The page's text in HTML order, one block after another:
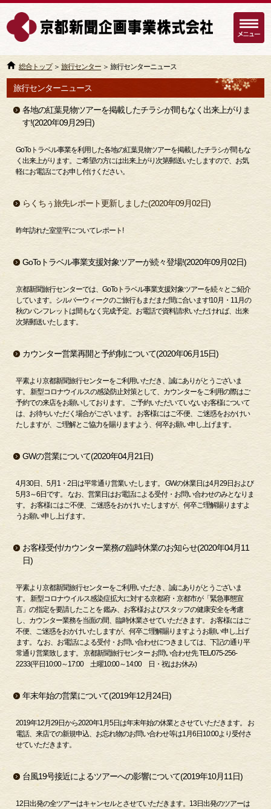
総合トップ＞旅行センター ＞ 旅行センターニュース
旅行センターニュース
各地の紅葉見物ツアーを掲載したチラシが間もなく出来上がりま
す!(2020年09月29日)
GoToトラベル事業を利用した各地の紅葉見物ツアーを掲載したチラシが間もな
く出来上がります。ご希望の方には出来上がり次第郵送いたしますので、お気
軽にお電話にてお申し付けください。
らくちぅ旅先レポート更新しました(2020年09月02日)
昨年訪れた室堂平についてレポート!
GoToトラベル事業支援対象ツアーが続々登場!(2020年09月02日)
京都新聞旅行センターでは、GoToトラベル事業支援対象ツアーを続々とご紹介
しています。シルバーウィークのご旅行もまだまだ間に合います!10月・11月の
秋のパンフレットは間もなく完成予定。お電話で資料請求いただければ、出来
次第郵送いたします。
カウンター営業再開と予約制について(2020年06月15日)
平素より京都新聞旅行センターをご利用いただき、誠にありがとうございま
す。 新型コロナウイルスの感染防止対策として、カウンターをご利用の際はご
予約での来店をお願いしております。 ご予約いただいていないお客様について
は、お待ちいただく場合がございます。 お客様にはご不便、ご迷惑をおかけい
たしますが、ご理解とご協力を賜りますよう、何卒お願い申し上げます。
GWの営業について(2020年04月21日)
4月30日、5月1・2日は平常通り営業いたします。 GWの休業日は4月29日および
5月3～6日です。 なお、営業日はお電話による受付・お問い合わせのみとなりま
す。 お客様にはご不便、ご迷惑をおかけいたしますが、何卒ご理解賜りますよ
うお願い申し上げます。
お客様受付/カウンター業務の臨時休業のお知らせ(2020年04月11
日)
平素より京都新聞旅行センターをご利用いただき、誠にありがとうございま
す。 新型コロナウイルス感染症拡大に対する京都府・京都市が「緊急事態宣
言」の指定を要請したことを 鑑み、お客様およびスタッフの健康安全を考慮
し、カウンター業務を当面の間、臨時休業させていただきます。 お客様にはご
不便、ご迷惑をおかけいたしますが、何卒ご理解賜りますようお願い申し上げ
ます。 なお、お電話による受付・お問い合わせにつきましては、下記の通り平
常通り営業致します。 京都新聞旅行センター お問い合わせ先 TEL/075-256-
2233(平日10:00～17:00 土曜10:00～14:00 日・祝はお休み)
年末年始の営業について(2019年12月24日)
2019年12月29日から2020年1月5日は年末年始の休業とさせていただきます。 お
電話、来店での新規申込、お忘れ物のお問い合わせ等は1月6日10:00より受付さ
せていただきます。
台風19号接近によるツアーへの影響について(2019年10月11日)
12日出発の全ツアーはキャンセルとさせていただきます。13日出発のツアーは